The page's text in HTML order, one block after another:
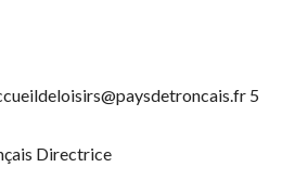
5
Directrice